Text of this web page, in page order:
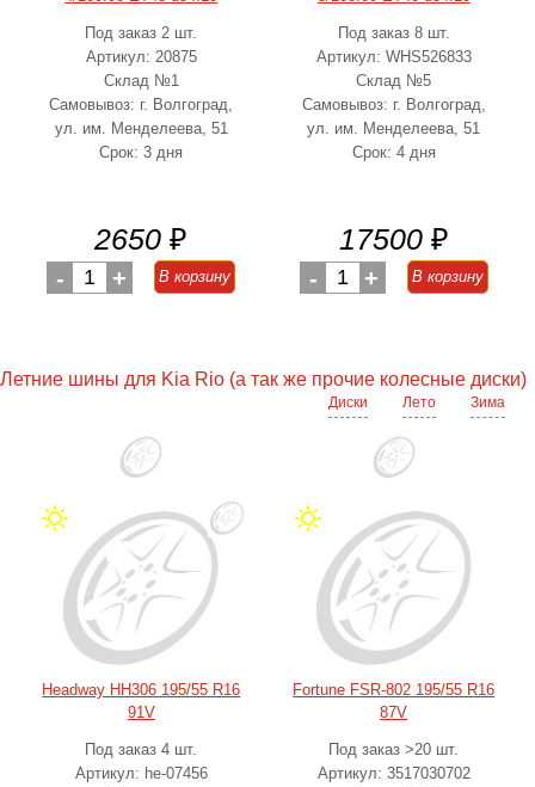
Под заказ 2 шт.
Артикул: 20875
Склад №1
Самовывоз: г. Волгоград,
ул. им. Менделеева, 51
Срок: 3 дня
2650 ₽
- 1 + В корзину
Под заказ 8 шт.
Артикул: WHS526833
Склад №5
Самовывоз: г. Волгоград,
ул. им. Менделеева, 51
Срок: 4 дня
17500 ₽
- 1 + В корзину
Летние шины для Kia Rio (а так же прочие колесные диски)
Диски Лето Зима
Headway HH306 195/55 R16
91V
Под заказ 4 шт.
Артикул: he-07456
Fortune FSR-802 195/55 R16
87V
Под заказ >20 шт.
Артикул: 3517030702